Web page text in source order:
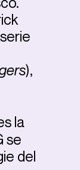
),
la
se
del